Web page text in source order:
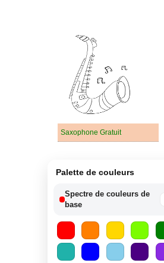
Saxophone Gratuit
Palette de couleurs
Spectre de couleurs de
base